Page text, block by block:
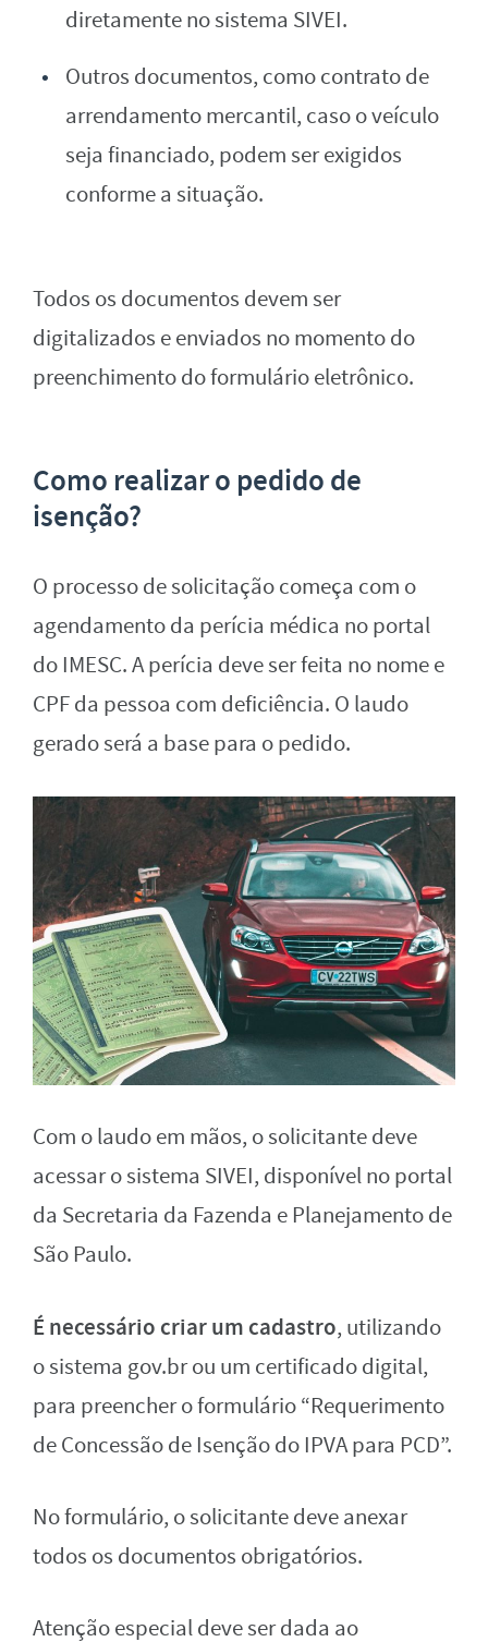
diretamente no sistema SIVEI.
Outros documentos, como contrato de
arrendamento mercantil, caso o veículo
seja financiado, podem ser exigidos
conforme a situação.
Todos os documentos devem ser
digitalizados e enviados no momento do
preenchimento do formulário eletrônico.
Como realizar o pedido de
isenção?
O processo de solicitação começa com o
agendamento da perícia médica no portal
do IMESC. A perícia deve ser feita no nome e
CPF da pessoa com deficiência. O laudo
gerado será a base para o pedido.
Com o laudo em mãos, o solicitante deve
acessar o sistema SIVEI, disponível no portal
da Secretaria da Fazenda e Planejamento de
São Paulo.
É necessário criar um cadastro, utilizando
o sistema gov.br ou um certificado digital,
para preencher o formulário “Requerimento
de Concessão de Isenção do IPVA para PCD”.
No formulário, o solicitante deve anexar
todos os documentos obrigatórios.
Atenção especial deve ser dada ao